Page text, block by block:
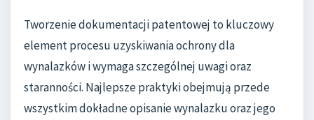
Tworzenie dokumentacji patentowej to kluczowy
element procesu uzyskiwania ochrony dla
wynalazków i wymaga szczególnej uwagi oraz
staranności. Najlepsze praktyki obejmują przede
wszystkim dokładne opisanie wynalazku oraz jego